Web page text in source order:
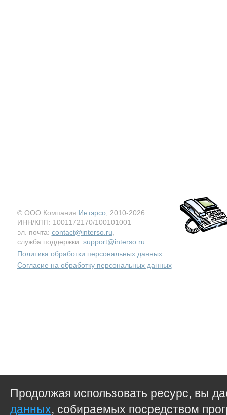
© ООО Компания Интэрсо , 2010-2026
ИНН/КПП: 1001172170/100101001
эл. почта: contact@interso.ru
служба поддержки: support@interso.ru
Политика обработки персональных данных
Согласие на обработку персональных данных
Продолжая использовать ресурс, вы
данных, собираемых посредством